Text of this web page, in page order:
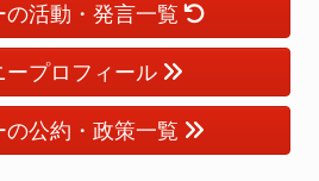
の活動・発言一覧
ープロフィール
の公約・政策一覧